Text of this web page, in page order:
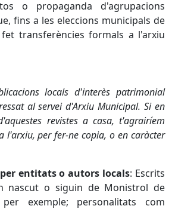
o propaganda d'agrupacions
fins a les eleccions municipals de
transferències formals a l'arxiu
locals d'interès patrimonial
al servei d'Arxiu Municipal. Si en
revistes a casa, t'agrairíem
l'arxiu,perfer-ne copia, o en caràcter
entitats o autors locals: Escrits
nascut o siguin de Monistrol de
exemple; personalitats com